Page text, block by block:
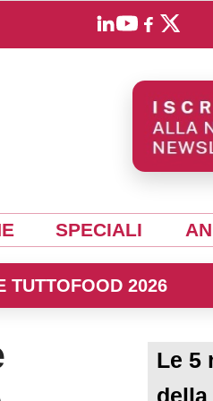
SPECIALI
TUTTOFOOD 2026
Le 5
della